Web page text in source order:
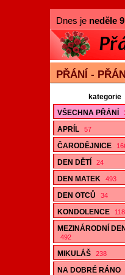
Dnes je neděle
PŘÁNÍ -
kategorie
VŠECHNA PŘÁNÍ
APRÍL 57
ČARODĚJNICE
DEN DĚTÍ 24
DEN MATEK 493
DEN OTCŮ 34
KONDOLENCE 118
MEZINÁRODNÍ
492
MIKULÁŠ 238
NA DOBRÉ RÁNO